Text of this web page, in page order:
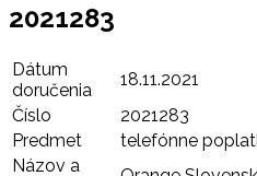
2021283
Dátum
doručenia
18.11.2021
Číslo
2021283
Predmet
telefónne
Názov a